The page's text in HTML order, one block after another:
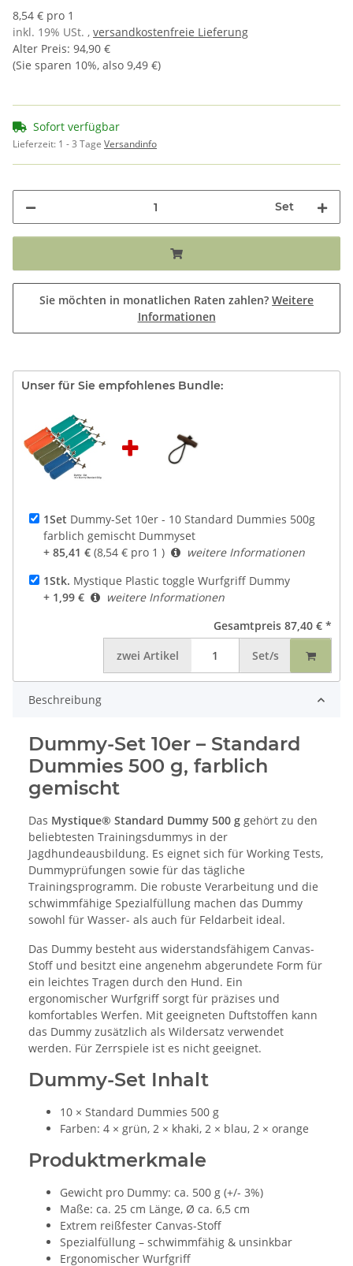
8,54 € pro 1
inkl. 19% USt. , versandkostenfreie Lieferung
Alter Preis: 94,90 €
(Sie sparen 10%, also 9,49 €)
Sofort verfügbar
Lieferzeit: 1 - 3 Tage Versandinfo
Set
Sie möchten in monatlichen Raten zahlen? Weitere
Informationen
Unser für Sie empfohlenes Bundle:
1Set Dummy-Set 10er - 10 Standard Dummies 500g
farblich gemischt Dummyset
+ 85,41 € (8,54 € pro 1 )
weitere Informationen
1Stk. Mystique Plastic toggle Wurfgriff Dummy
+ 1,99 €
weitere Informationen
Gesamtpreis 87,40 € *
zwei Artikel Set/s
Beschreibung
Dummy-Set 10er – Standard
Dummies 500 g, farblich
gemischt
Das Mystique® Standard Dummy 500 g gehört zu den
beliebtesten Trainingsdummys in der
Jagdhundeausbildung. Es eignet sich für Working Tests,
Dummyprüfungen sowie für das tägliche
Trainingsprogramm. Die robuste Verarbeitung und die
schwimmfähige Spezialfüllung machen das Dummy
sowohl für Wasser- als auch für Feldarbeit ideal.
Das Dummy besteht aus widerstandsfähigem Canvas-
Stoff und besitzt eine angenehm abgerundete Form für
ein leichtes Tragen durch den Hund. Ein
ergonomischer Wurfgriff sorgt für präzises und
komfortables Werfen. Mit geeigneten Duftstoffen kann
das Dummy zusätzlich als Wildersatz verwendet
werden. Für Zerrspiele ist es nicht geeignet.
Dummy-Set Inhalt
10 × Standard Dummies 500 g
Farben: 4 × grün, 2 × khaki, 2 × blau, 2 × orange
Produktmerkmale
Gewicht pro Dummy: ca. 500 g (+/- 3%)
Maße: ca. 25 cm Länge, Ø ca. 6,5 cm
Extrem reißfester Canvas-Stoff
Spezialfüllung – schwimmfähig & unsinkbar
Ergonomischer Wurfgriff